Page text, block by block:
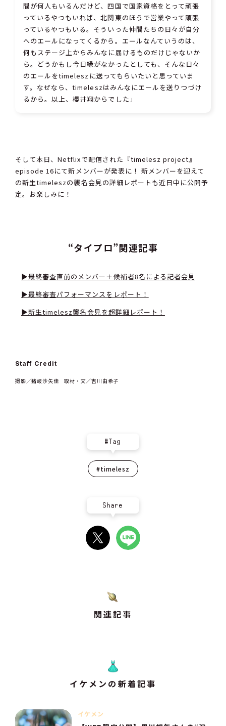
間が何人もいるんだけど、四国で国家資格をとって頑張
っているやつもいれば、北関東のほうで営業やって頑張
っているやつもいる。そういった仲間たちの日々が自分
へのエールになってくるから。エールなんていうのは、
何もステージ上からみんなに届けるものだけじゃないか
ら。どうかもし今日縁がなかったとしても、そんな日々
のエールをtimeleszに送ってもらいたいと思っていま
す。なぜなら、timeleszはみんなにエールを送りつづけ
るから。以上、櫻井翔からでした」
そして本日、Netflixで配信された『timelesz project』
episode 16にて新メンバーが発表に！ 新メンバーを迎えて
の新生timeleszの襲名会見の詳細レポートも近日中に公開予
定。お楽しみに！
“タイプロ”関連記事
▶最終審査直前のメンバー＋候補者8名による記者会見
▶最終審査パフォーマンスをレポート！
▶新生timelesz襲名会見を超詳細レポート！
Staff Credit
撮影／猪岐沙矢佳 取材・文／吉川由希子
#Tag
#timelesz
Share
関連記事
イケメンの新着記事
イケメン